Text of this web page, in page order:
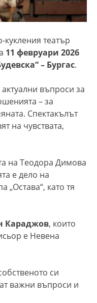
театър
11 февруари 2026
– Бургас.
въпроси за
– за
Спектакълът
на чувствата,
на Теодора Димова
е дело на
„Остава“, като тя
Караджов, които
е Невена
си
важни въпроси и